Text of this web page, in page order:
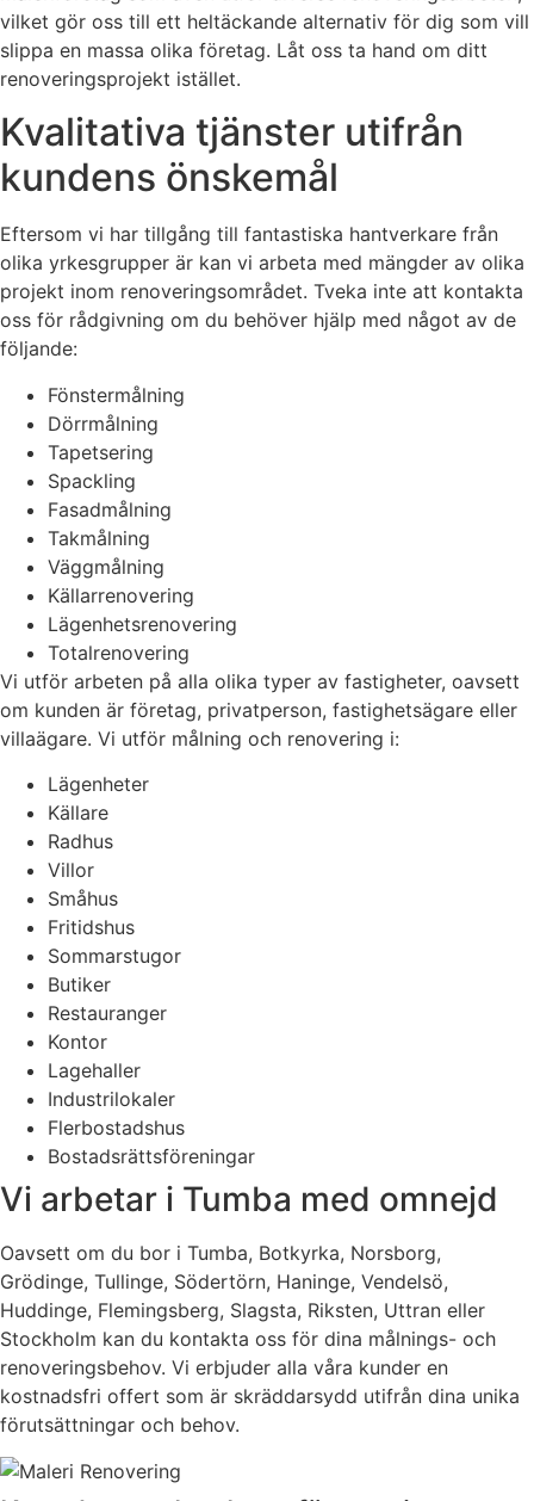
vilket gör oss till ett heltäckande alternativ för dig som vill
slippa en massa olika företag. Låt oss ta hand om ditt
renoveringsprojekt istället.
Kvalitativa tjänster utifrån
kundens önskemål
Eftersom vi har tillgång till fantastiska hantverkare från
olika yrkesgrupper är kan vi arbeta med mängder av olika
projekt inom renoveringsområdet. Tveka inte att kontakta
oss för rådgivning om du behöver hjälp med något av de
följande:
Fönstermålning
Dörrmålning
Tapetsering
Spackling
Fasadmålning
Takmålning
Väggmålning
Källarrenovering
Lägenhetsrenovering
Totalrenovering
Vi utför arbeten på alla olika typer av fastigheter, oavsett
om kunden är företag, privatperson, fastighetsägare eller
villaägare. Vi utför målning och renovering i:
Lägenheter
Källare
Radhus
Villor
Småhus
Fritidshus
Sommarstugor
Butiker
Restauranger
Kontor
Lagehaller
Industrilokaler
Flerbostadshus
Bostadsrättsföreningar
Vi arbetar i Tumba med omnejd
Oavsett om du bor i Tumba, Botkyrka, Norsborg,
Grödinge, Tullinge, Södertörn, Haninge, Vendelsö,
Huddinge, Flemingsberg, Slagsta, Riksten, Uttran eller
Stockholm kan du kontakta oss för dina målnings- och
renoveringsbehov. Vi erbjuder alla våra kunder en
kostnadsfri offert som är skräddarsydd utifrån dina unika
förutsättningar och behov.